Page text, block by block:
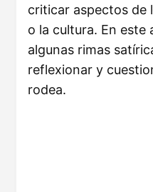
criticar aspectos de
o la cultura. En
algunas rimas
reflexionar y
rodea.